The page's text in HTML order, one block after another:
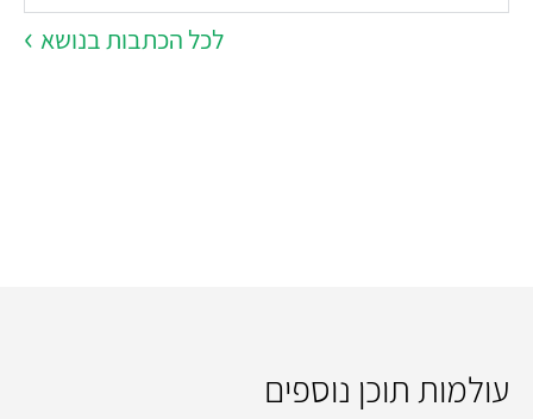
לכל הכתבות בנושא
עולמות תוכן נוספים